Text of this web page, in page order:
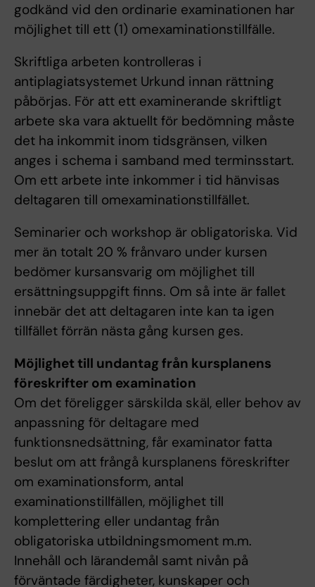
godkänd vid den ordinarie examinationen har
möjlighet till ett (1) omexaminationstillfälle.
Skriftliga arbeten kontrolleras i
antiplagiatsystemet Urkund innan rättning
påbörjas. För att ett examinerande skriftligt
arbete ska vara aktuellt för bedömning måste
det ha inkommit inom tidsgränsen, vilken
anges i schema i samband med terminsstart.
Om ett arbete inte inkommer i tid hänvisas
deltagaren till omexaminationstillfället.
Seminarier och workshop är obligatoriska. Vid
mer än totalt 20 % frånvaro under kursen
bedömer kursansvarig om möjlighet till
ersättningsuppgift finns. Om så inte är fallet
innebär det att deltagaren inte kan ta igen
tillfället förrän nästa gång kursen ges.
Möjlighet till undantag från kursplanens
föreskrifter om examination
Om det föreligger särskilda skäl, eller behov av
anpassning för deltagare med
funktionsnedsättning, får examinator fatta
beslut om att frångå kursplanens föreskrifter
om examinationsform, antal
examinationstillfällen, möjlighet till
komplettering eller undantag från
obligatoriska utbildningsmoment m.m.
Innehåll och lärandemål samt nivån på
förväntade färdigheter, kunskaper och